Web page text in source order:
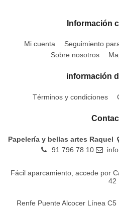
Información
Mi cuenta
Seguimiento
Sobre nosotros
información
Términos y condiciones
Papelería y bellas artes Raquel
91 796 78 10
Fácil aparcamiento, accede por
42
Renfe Puente Alcocer Línea